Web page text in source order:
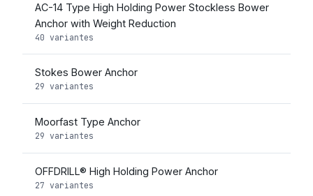
AC-14 Type High Holding Power Stockless Bower
Anchor with Weight Reduction
40 variantes
Stokes Bower Anchor
29 variantes
Moorfast Type Anchor
29 variantes
OFFDRILL® High Holding Power Anchor
27 variantes